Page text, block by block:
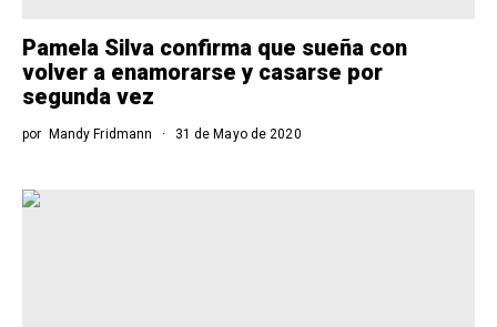
Pamela Silva confirma que sueña con
volver a enamorarse y casarse por
segunda vez
por Mandy Fridmann 31 de Mayo de 2020